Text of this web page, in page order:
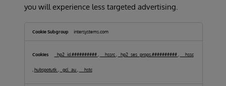
you will experience less targeted advertising.
Cookies
intersystems.com
_hp2_id.########## __hssrc _hp2_ses_props.########## __hssc
hubspotutk _gcl_au __hstc